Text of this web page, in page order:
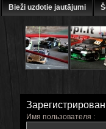
Bieži uzdotie jautājumi
Имя пользователя :